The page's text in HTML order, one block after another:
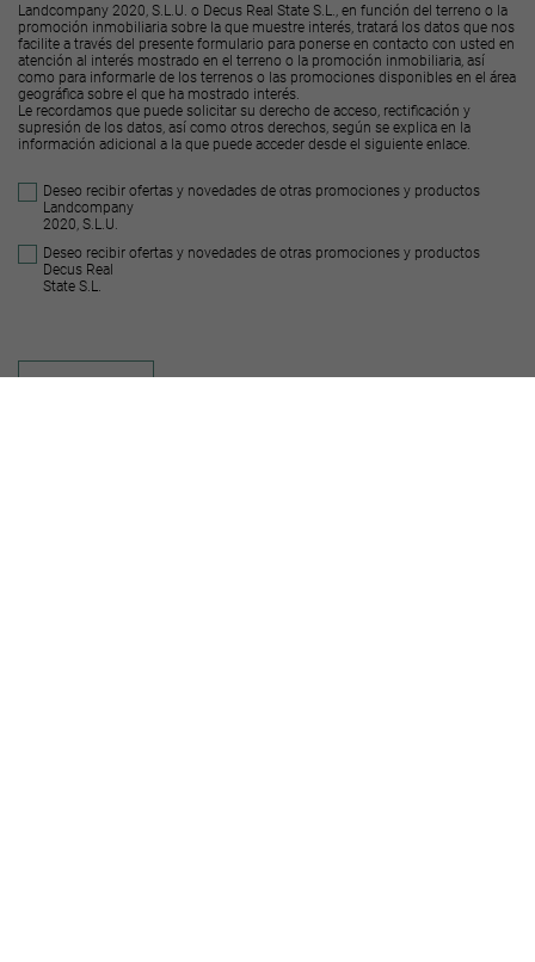
Landcompany 2020, S.L.U. o Decus Real State S.L., en función del terreno o la
promoción inmobiliaria sobre la que muestre interés, tratará los datos que nos
facilite a través del presente formulario para ponerse en contacto con usted en
atención al interés mostrado en el terreno o la promoción inmobiliaria, así
como para informarle de los terrenos o las promociones disponibles en el área
geográfica sobre el que ha mostrado interés.
Le recordamos que puede solicitar su derecho de acceso, rectificación y
supresión de los datos, así como otros derechos, según se explica en la
información adicional a la que puede acceder desde el siguiente enlace
Deseo recibir ofertas y novedades de otras promociones y productos
Landcompany
2020, S.L.U.
Deseo recibir ofertas y novedades de otras promociones y productos
Decus Real
State S.L.